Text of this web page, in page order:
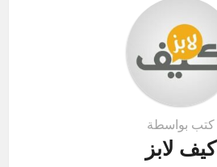
كتب بواسطة
كيف لابز